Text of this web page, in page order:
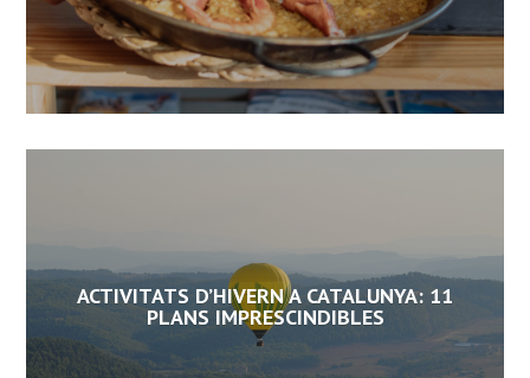
ACTIVITATS D’HIVERN A CATALUNYA: 11
PLANS IMPRESCINDIBLES